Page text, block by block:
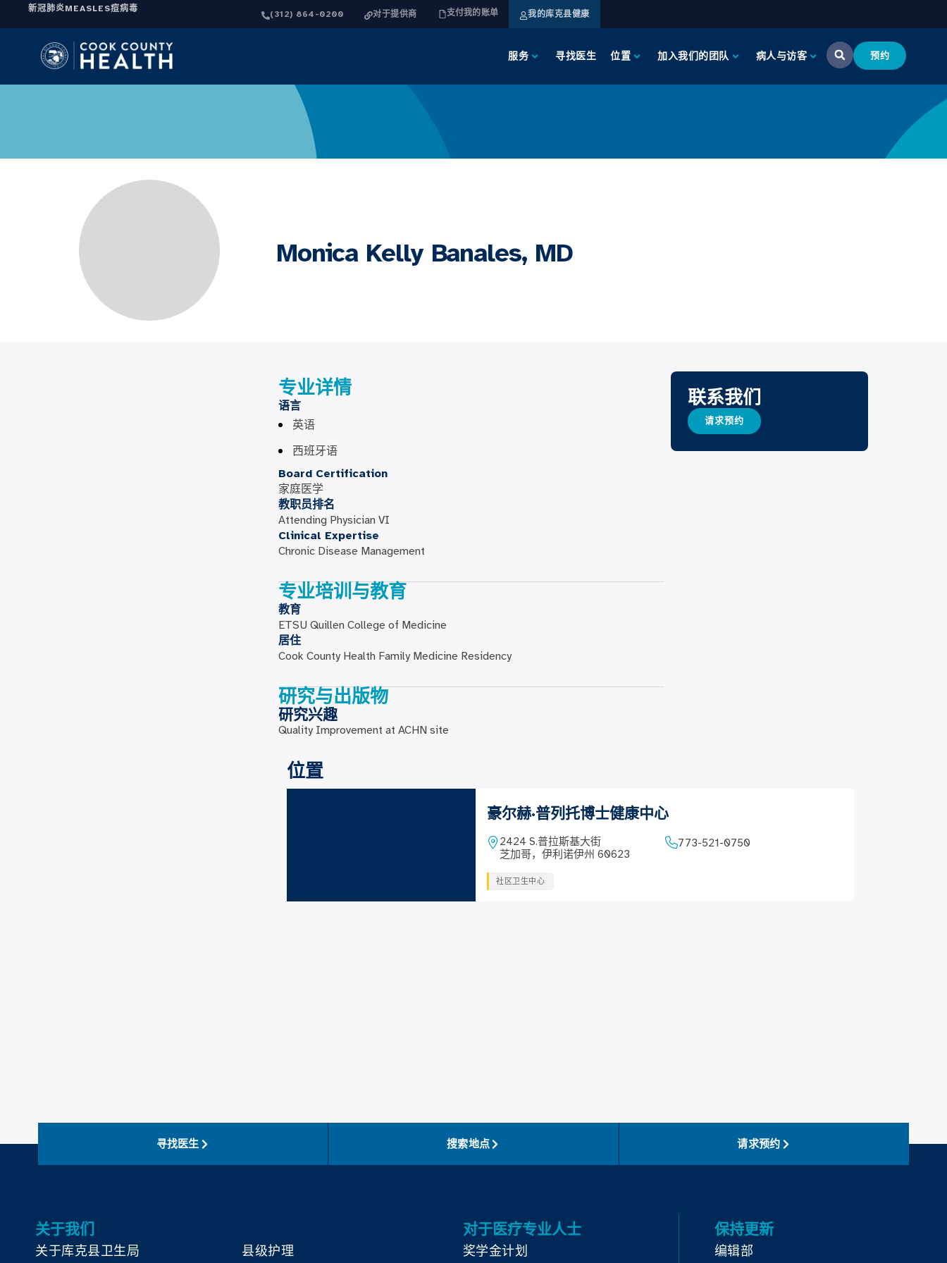
新冠肺炎MEASLES痘病毒
(312) 864-0200 对于提供商 支付我的账单 我的库克县健康
服务 寻找医生 位置 加入我们的团队 病人与访客 预约
Monica Kelly Banales, MD
专业详情
语言
英语
西班牙语
Board Certification
家庭医学
教职员排名
Attending Physician VI
Clinical Expertise
Chronic Disease Management
专业培训与教育
教育
ETSU Quillen College of Medicine
居住
Cook County Health Family Medicine Residency
研究与出版物
研究兴趣
Quality Improvement at ACHN site
联系我们
请求预约
位置
豪尔赫·普列托博士健康中心
2424 S.普拉斯基大街
芝加哥，伊利诺伊州 60623
773-521-0750
社区卫生中心
寻找医生 搜索地点 请求预约
关于我们
关于库克县卫生局 县级护理
对于医疗专业人士
奖学金计划
保持更新
编辑部